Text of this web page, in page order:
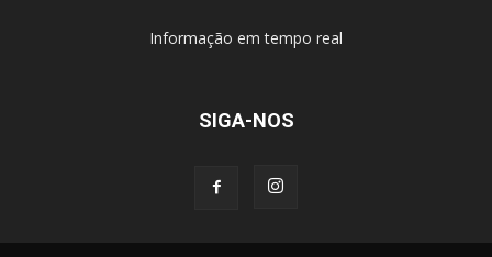
Informação em tempo real
SIGA-NOS